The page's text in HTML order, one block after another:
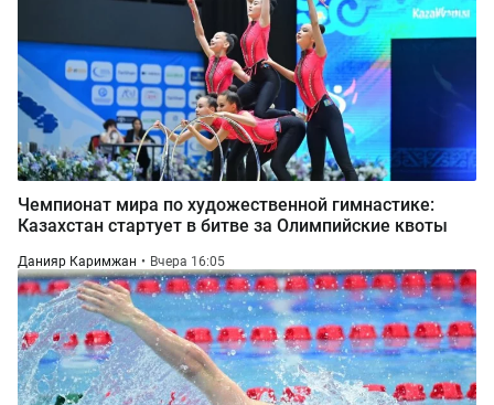
Чемпионат мира по художественной гимнастике:
Казахстан стартует в битве за Олимпийские квоты
Данияр Каримжан Вчера 16:05